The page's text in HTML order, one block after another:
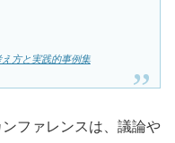
方と実践的事例集
ファレンスは、議論や